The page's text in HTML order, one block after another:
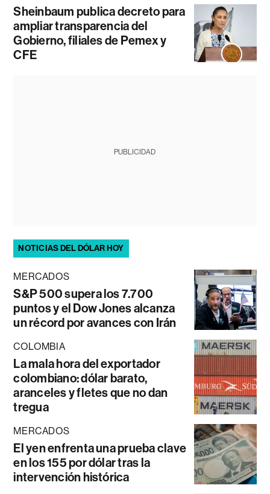
Sheinbaum publica decreto para
ampliar transparencia del
Gobierno, filiales de Pemex y
CFE
PUBLICIDAD
NOTICIAS DEL DÓLAR HOY
MERCADOS
S&P 500 supera los 7.700
puntos y el Dow Jones alcanza
un récord por avances con Irán
COLOMBIA
La mala hora del exportador
colombiano: dólar barato,
aranceles y fletes que no dan
tregua
MERCADOS
El yen enfrenta una prueba clave
en los 155 por dólar tras la
intervención histórica